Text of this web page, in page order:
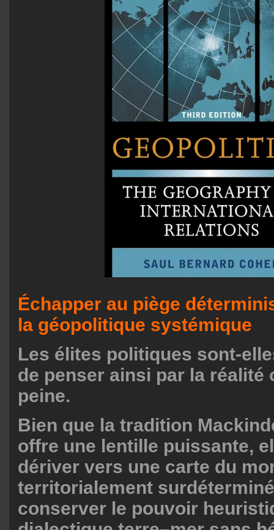
Échapper au piège
la géopolitique systémique
Les élites politiques sont-
de penser ainsi par la réalité
peine.
Bien que la tradition
offre une lentille puissante,
dériver vers une carte du
territorialement
conserver le pouvoir